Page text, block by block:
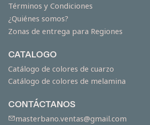
Términos y Condiciones
¿Quiénes somos?
Zonas de entrega para Regiones
CATALOGO
Catálogo de colores de cuarzo
Catálogo de colores de melamina
CONTÁCTANOS
masterbano.ventas@gmail.com